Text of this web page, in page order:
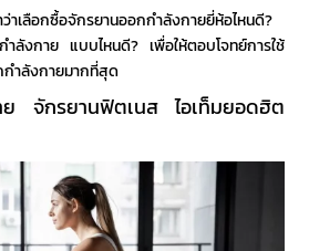
าเลือกซื้อจักรยานออกกำลังกายยี่ห้อไหนดี?
ำลังกาย แบบไหนดี? เพื่อให้ตอบโจทย์การใช้
กำลังกายมากที่สุด
จักรยานฟิตเนสไอเท็มยอดฮิต